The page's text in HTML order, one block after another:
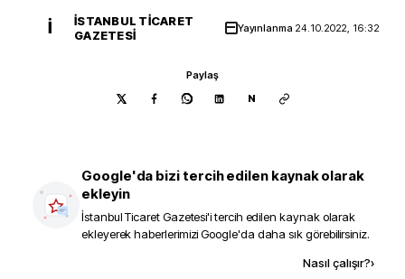
İ
İSTANBUL TICARET
GAZETESI
Yayınlanma 24.10.2022, 16:32
Paylaş
N
Google'da bizi tercih edilen kaynak olarak
ekleyin
İstanbul Ticaret Gazetesi'i tercih edilen kaynak olarak
ekleyerek haberlerimizi Google'da daha sık görebilirsiniz.
Nasıl çalışır?›